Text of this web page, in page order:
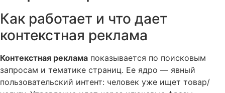
Как работает и что дает
контекстная реклама
Контекстная реклама показывается по поисковым
запросам и тематике страниц. Ее ядро — явный
пользовательский интент: человек уже ищет товар/